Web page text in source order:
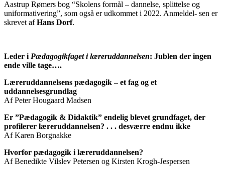
Aastrup Rømers bog “Skolens formål – dannelse, splittelse og
uniformativering”, som også er udkommet i 2022. Anmeldel- sen er
skrevet afHans Dorf.
Leder i Pædagogikfaget i læreruddannelsen: Jublen der ingen
ende ville tage….
Læreruddannelsens pædagogik – et fag og et
uddannelsesgrundlag
Af Peter Hougaard Madsen
Er ”Pædagogik & Didaktik” endelig blevet grundfaget, der
profilerer læreruddannelsen? . . . desværre endnu ikke
Af Karen Borgnakke
Hvorfor pædagogik i læreruddannelsen?
Af Benedikte Vilslev Petersen og Kirsten Krogh-Jespersen